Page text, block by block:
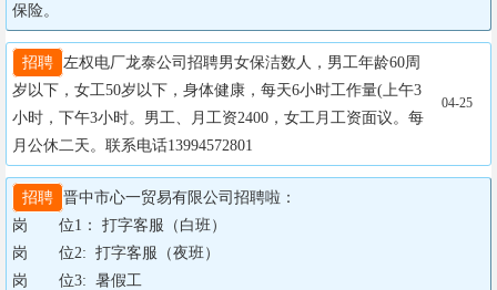
保险。
招聘
左权电厂龙泰公司招聘男女保洁数人，男工年龄60周
岁以下，女工50岁以下，身体健康，每天6小时工作量(上午3
小时，下午3小时。男工、月工资2400，女工月工资面议。每
月公休二天。联系电话13994572801
04-25
招聘 晋中市心一贸易有限公司招聘啦：
岗       位1： 打字客服（白班）
岗       位2:  打字客服（夜班）
岗       位3:  暑假工